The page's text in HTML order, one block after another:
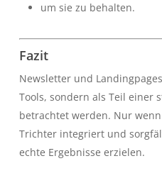
um sie zu behalten.
Fazit
Newsletter und
Tools, sondern als Teil einer
betrachtet werden. Nur
Trichter integriert und
echte Ergebnisse erzielen.